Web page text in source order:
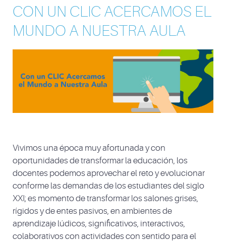
CON UN CLIC ACERCAMOS EL
MUNDO A NUESTRA AULA
Vivimos una época muy afortunada y con
oportunidades de transformar la educación, los
docentes podemos aprovechar el reto y evolucionar
conforme las demandas de los estudiantes del siglo
XXI; es momento de transformar los salones grises,
rígidos y de entes pasivos, en ambientes de
aprendizaje lúdicos, significativos, interactivos,
colaborativos con actividades con sentido para el